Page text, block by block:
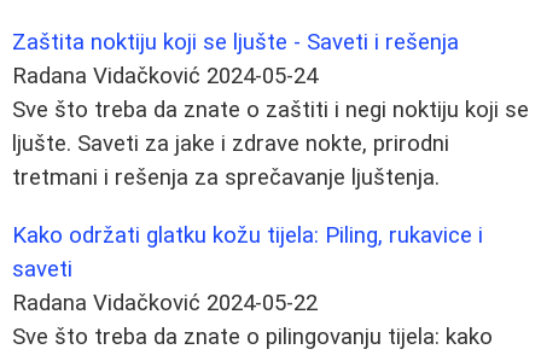
Zaštita noktiju koji se ljušte - Saveti i rešenja
Radana Vidačković 2024-05-24
Sve što treba da znate o zaštiti i negi noktiju koji se
ljušte. Saveti za jake i zdrave nokte, prirodni
tretmani i rešenja za sprečavanje ljuštenja.
Kako održati glatku kožu tijela: Piling, rukavice i
saveti
Radana Vidačković 2024-05-22
Sve što treba da znate o pilingovanju tijela: kako